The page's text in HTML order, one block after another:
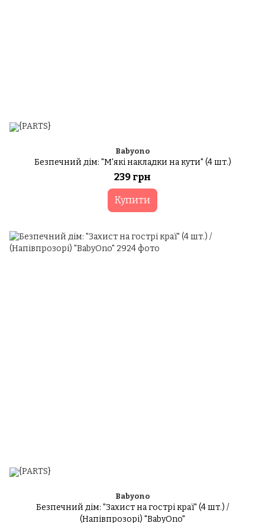
Babyono
Безпечний дім: "М'які накладки на кути" (4 шт.)
239 грн
Купити
Babyono
Безпечний дім: "Захист на гострі краї" (4 шт.) /
(Напівпрозорі) "BabyOno"